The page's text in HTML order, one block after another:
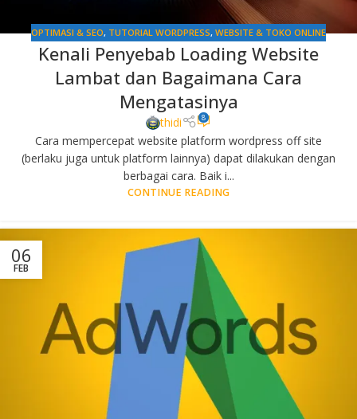
OPTIMASI & SEO, TUTORIAL WORDPRESS, WEBSITE & TOKO ONLINE
Kenali Penyebab Loading Website
Lambat dan Bagaimana Cara
Mengatasinya
thidi 8
Cara mempercepat website platform wordpress off site
(berlaku juga untuk platform lainnya) dapat dilakukan dengan
berbagai cara. Baik i...
CONTINUE READING
06
FEB